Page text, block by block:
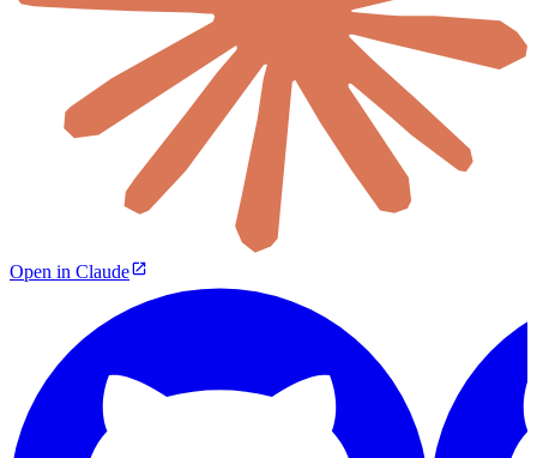
Open in Claude